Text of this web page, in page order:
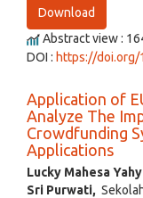
Download
Abstract view :
DOI : https://doi.org/
Application of
Analyze The
Crowdfunding
Applications
Lucky Mahesa
Sri Purwati,